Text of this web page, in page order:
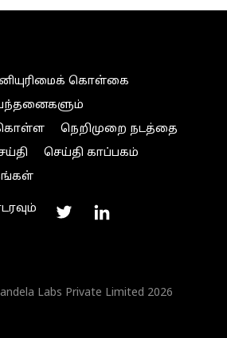
கொள்கை
நெறிமுறை நடத்தை
செய்தி காப்பகம்
Labs Private Limited 2026